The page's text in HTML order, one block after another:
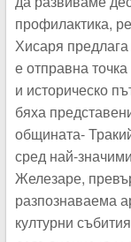
профилактика,
Хисаря
е отправна
и историческо
бяха
общината-
сред най-
Железаре,
разпознаваема
културни